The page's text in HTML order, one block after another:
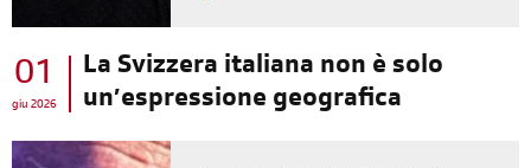
01
giu 2026
La Svizzera italiana non è solo
un’espressione geografica